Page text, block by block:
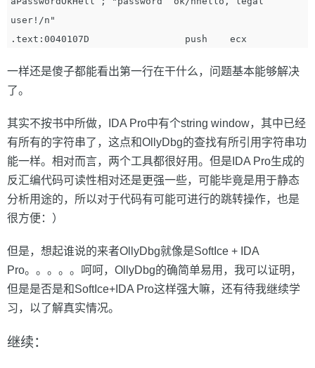
user!/n"
一样还是傻子都能看出第一行在干什么，问题基本能够解决
了。
其实不按书中所做，IDA Pro中有个string window，其中已经
有所有的字符串了，这点和OllyDbg的查找有所引用字符串功
能一样。相对而言，两个工具都很好用。但是IDA Pro生成的
反汇编代码可读性相对还是更强一些，可能毕竟是用于静态
分析用途的，所以对于代码有可能可进行的跳转操作，也是
很方便：）
但是，想起谁说的来者OllyDbg就像是SoftIce + IDA
Pro。。。。。呵呵，OllyDbg的确简单易用，我可以证明，
但是是否是和SoftIce+IDA Pro这样强大嘛，还有待我继续学
习，以了解真实情况。
继续：